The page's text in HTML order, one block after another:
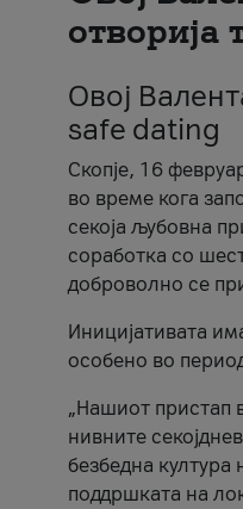
отворија
Овој
safe dating
Скопје, 16
во време кога
секоја љубовна
соработка со
доброволно се
Иницијативата
особено во
„Нашиот пристап
нивните
безбедна
поддршката на